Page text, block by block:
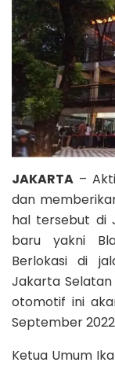
JAKARTA –
dan
hal tersebut di
baru yakni
Berlokasi di
Jakarta
otomotif ini
September
Ketua Umum